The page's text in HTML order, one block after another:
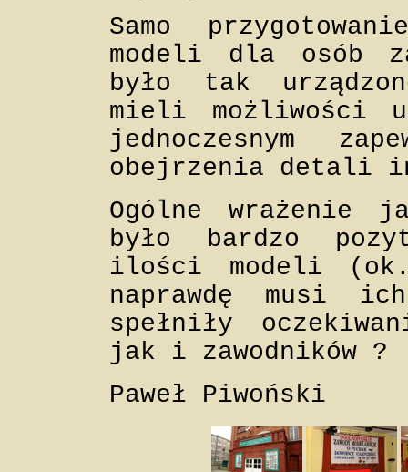
Samo
modeli dla osób
było tak
mieli możliwości
jednoczesnym
obejrzenia detali
Ogólne wrażenie
było bardzo
ilości modeli
naprawdę musi
spełniły
jak i zawodników ?
Paweł Piwoński